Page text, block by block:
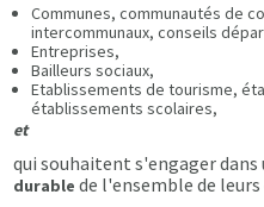
Communes, communautés de
intercommunaux, conseils
Entreprises,
Bailleurs sociaux,
Etablissements de tourisme,
établissements scolaires,
et
qui souhaitent s'engager dans
durable de l'ensemble de